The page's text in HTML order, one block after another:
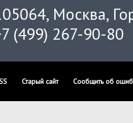
Москва,
(499) 267-90-80
Старый сайт Сообщить об